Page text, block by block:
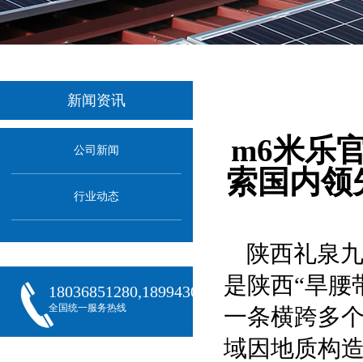
新闻资讯
公司新闻
行业动态
18036851280,18994301288,18068407382
全国统一服务热线
m6米乐
索国内
陕西礼泉
是陕西“旱腰
一条横跨多
域因地质构